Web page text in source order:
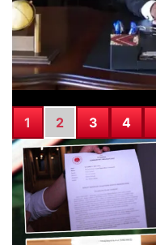
1 2 3 4